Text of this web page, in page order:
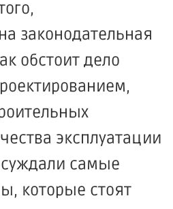
законодательная
обстоит дело
эксплуатации
самые
которые стоят